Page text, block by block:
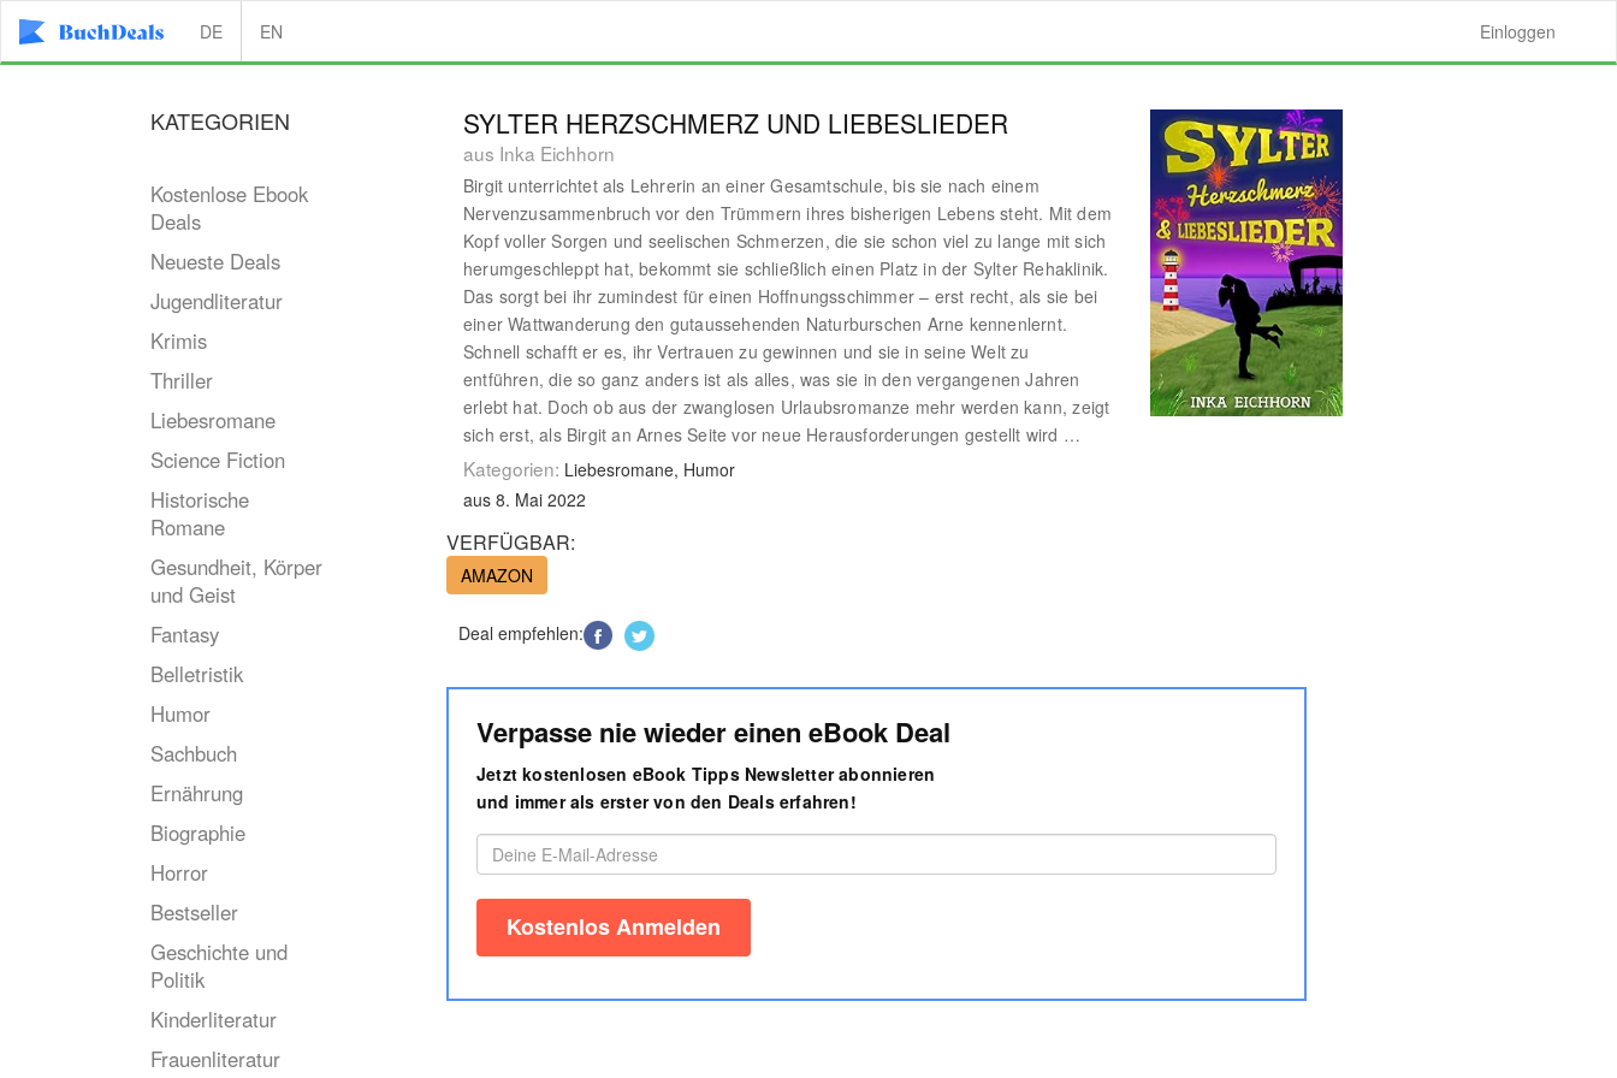
DE EN Einloggen
KATEGORIEN
Kostenlose Ebook
Deals
Neueste Deals
Jugendliteratur
Krimis
Thriller
Liebesromane
Science Fiction
Historische
Romane
Gesundheit, Körper
und Geist
Fantasy
Belletristik
Humor
Sachbuch
Ernährung
Biographie
Horror
Bestseller
Geschichte und
Politik
Kinderliteratur
Frauenliteratur
SYLTER HERZSCHMERZ UND LIEBESLIEDER
aus Inka Eichhorn
Birgit unterrichtet als Lehrerin an einer Gesamtschule, bis sie nach einem
Nervenzusammenbruch vor den Trümmern ihres bisherigen Lebens steht. Mit dem
Kopf voller Sorgen und seelischen Schmerzen, die sie schon viel zu lange mit sich
herumgeschleppt hat, bekommt sie schließlich einen Platz in der Sylter Rehaklinik.
Das sorgt bei ihr zumindest für einen Hoffnungsschimmer – erst recht, als sie bei
einer Wattwanderung den gutaussehenden Naturburschen Arne kennenlernt.
Schnell schafft er es, ihr Vertrauen zu gewinnen und sie in seine Welt zu
entführen, die so ganz anders ist als alles, was sie in den vergangenen Jahren
erlebt hat. Doch ob aus der zwanglosen Urlaubsromanze mehr werden kann, zeigt
sich erst, als Birgit an Arnes Seite vor neue Herausforderungen gestellt wird …
Kategorien: Liebesromane, Humor
aus 8. Mai 2022
VERFÜGBAR:
AMAZON
Deal empfehlen:
Verpasse nie wieder einen eBook Deal
Jetzt kostenlosen eBook Tipps Newsletter abonnieren
und immer als erster von den Deals erfahren!